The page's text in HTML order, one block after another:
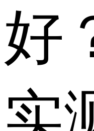
好